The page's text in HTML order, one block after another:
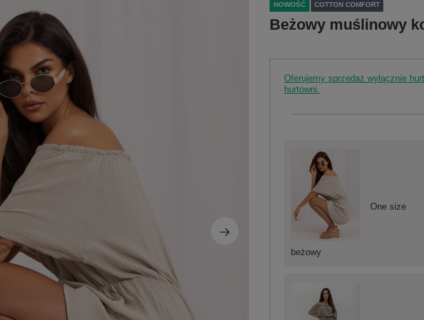
NOWOŚĆ COTTON COMFORT
Beżowy muślinowy
Oferujemy sprzedaż wyłącznie
hurtowni.
beżowy
One size